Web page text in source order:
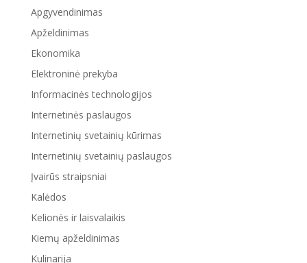
Apgyvendinimas
Apželdinimas
Ekonomika
Elektroninė prekyba
Informacinės technologijos
Internetinės paslaugos
Internetinių svetainių kūrimas
Internetinių svetainių paslaugos
Įvairūs straipsniai
Kalėdos
Kelionės ir laisvalaikis
Kiemų apželdinimas
Kulinarija